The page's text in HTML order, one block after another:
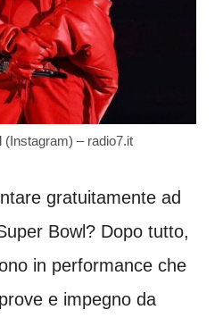
(Instagram) – radio7.it
gratuitamente ad
Bowl? Dopo tutto,
in performance che
e impegno da